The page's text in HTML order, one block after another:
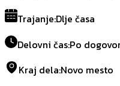
Trajanje:Dlje časa
Delovni čas:Po
Kraj dela:Novo mesto